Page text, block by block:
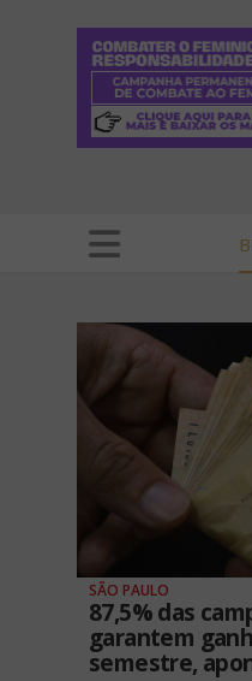
SÃO PAULO
87,5% das
garantem
semestre,